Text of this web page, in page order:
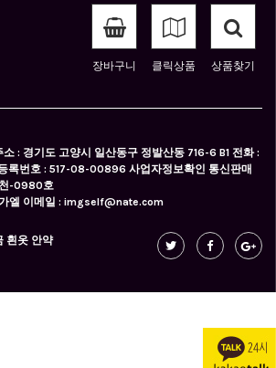
장바구니 클릭상품 상품찾기
: 경기도 고양시 일산동구 정발산동 716-6 B1 전화 :
록번호 : 517-08-00896 사업자정보확인 통신판매
-0980호
엘 이메일 : imgself@nate.com
흰옷 안약